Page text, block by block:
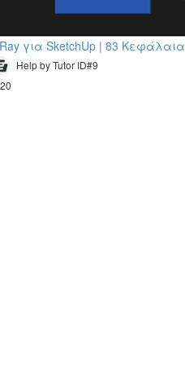
για SketchUp | 83 Κεφάλαια
Help by Tutor ID#9